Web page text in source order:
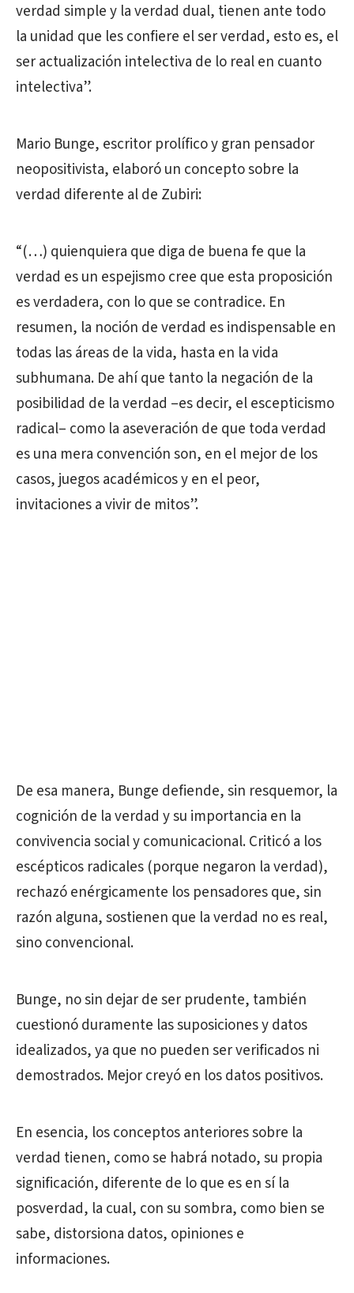
verdad simple y la verdad dual, tienen ante todo
la unidad que les confiere el ser verdad, esto es, el
ser actualización intelectiva de lo real en cuanto
intelectiva”.
Mario Bunge, escritor prolífico y gran pensador
neopositivista, elaboró un concepto sobre la
verdad diferente al de Zubiri:
“(…) quienquiera que diga de buena fe que la
verdad es un espejismo cree que esta proposición
es verdadera, con lo que se contradice. En
resumen, la noción de verdad es indispensable en
todas las áreas de la vida, hasta en la vida
subhumana. De ahí que tanto la negación de la
posibilidad de la verdad –es decir, el escepticismo
radical– como la aseveración de que toda verdad
es una mera convención son, en el mejor de los
casos, juegos académicos y en el peor,
invitaciones a vivir de mitos”.
De esa manera, Bunge defiende, sin resquemor, la
cognición de la verdad y su importancia en la
convivencia social y comunicacional. Criticó a los
escépticos radicales (porque negaron la verdad),
rechazó enérgicamente los pensadores que, sin
razón alguna, sostienen que la verdad no es real,
sino convencional.
Bunge, no sin dejar de ser prudente, también
cuestionó duramente las suposiciones y datos
idealizados, ya que no pueden ser verificados ni
demostrados. Mejor creyó en los datos positivos.
En esencia, los conceptos anteriores sobre la
verdad tienen, como se habrá notado, su propia
significación, diferente de lo que es en sí la
posverdad, la cual, con su sombra, como bien se
sabe, distorsiona datos, opiniones e
informaciones.